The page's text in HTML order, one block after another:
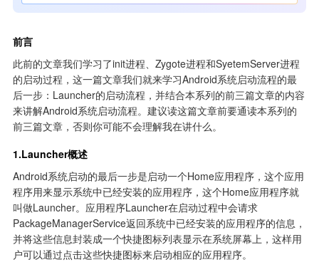
前言
此前的文章我们学习了init进程、Zygote进程和SyetemServer进程
的启动过程，这一篇文章我们就来学习Android系统启动流程的最
后一步：Launcher的启动流程，并结合本系列的前三篇文章的内容
来讲解Android系统启动流程。建议读这篇文章前要通读本系列的
前三篇文章，否则你可能不会理解我在讲什么。
1.Launcher概述
Android系统启动的最后一步是启动一个Home应用程序，这个应用
程序用来显示系统中已经安装的应用程序，这个Home应用程序就
叫做Launcher。应用程序Launcher在启动过程中会请求
PackageManagerService返回系统中已经安装的应用程序的信息，
并将这些信息封装成一个快捷图标列表显示在系统屏幕上，这样用
户可以通过点击这些快捷图标来启动相应的应用程序。